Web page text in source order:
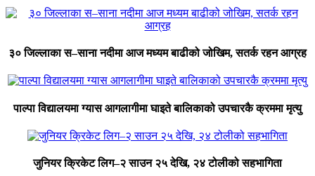
३० जिल्लाका स–साना नदीमा आज मध्यम बाढीको जोखिम, सतर्क रहन आग्रह
पाल्पा विद्यालयमा ग्यास आगलागीमा घाइते बालिकाको उपचारकै क्रममा मृत्यु
जुनियर क्रिकेट लिग–२ साउन २५ देखि, २४ टोलीको सहभागिता